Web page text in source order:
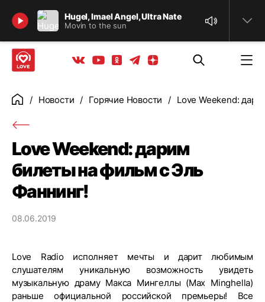
Hugel, Imael Angel, Ultra Nate
Movin to the sun
Найти
Вконтакте
YoutubeОдноклассники
ТелеграмЯндекс дзен
ГлавнаяНовости Горячие Новости Love Weekend:
Love Weekend: дарим
билеты на фильм с Эль
Фаннинг!
08.06.2019
Love Radio исполняет мечты и дарит любимым
слушателям уникальную возможность увидеть
музыкальную драму Макса Мингеллы (Max Minghella)
раньше официальной российской премьеры! Все